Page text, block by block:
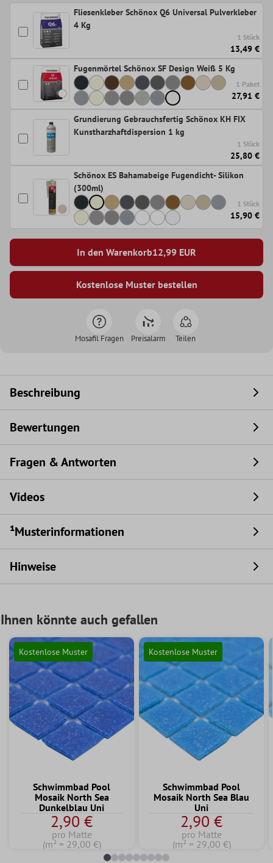
Fliesenkleber Schönox Q6 Universal Pulverkleber
4 Kg
1 Stück
13,49 €
Fugenmörtel Schönox SF Design Weiß 5 Kg
1 Paket
27,91 €
Grundierung Gebrauchsfertig Schönox KH FIX
Kunstharzhaftdispersion 1 kg
1 Stück
25,80 €
Schönox ES Bahamabeige Fugendicht- Silikon
(300ml)
1 Stück
15,90 €
In den Warenkorb12,99 EUR
Kostenlose Muster bestellen
Mosafil Fragen Preisalarm Teilen
Beschreibung
Bewertungen
Fragen & Antworten
Videos
¹Musterinformationen
Hinweise
Ihnen könnte auch gefallen
Kostenlose Muster
Schwimmbad Pool
Mosaik North Sea
Dunkelblau Uni
2,90 €
pro Matte
(m² = 29,00 €)
Kostenlose Muster
Schwimmbad Pool
Mosaik North Sea Blau
Uni
2,90 €
pro Matte
(m² = 29,00 €)